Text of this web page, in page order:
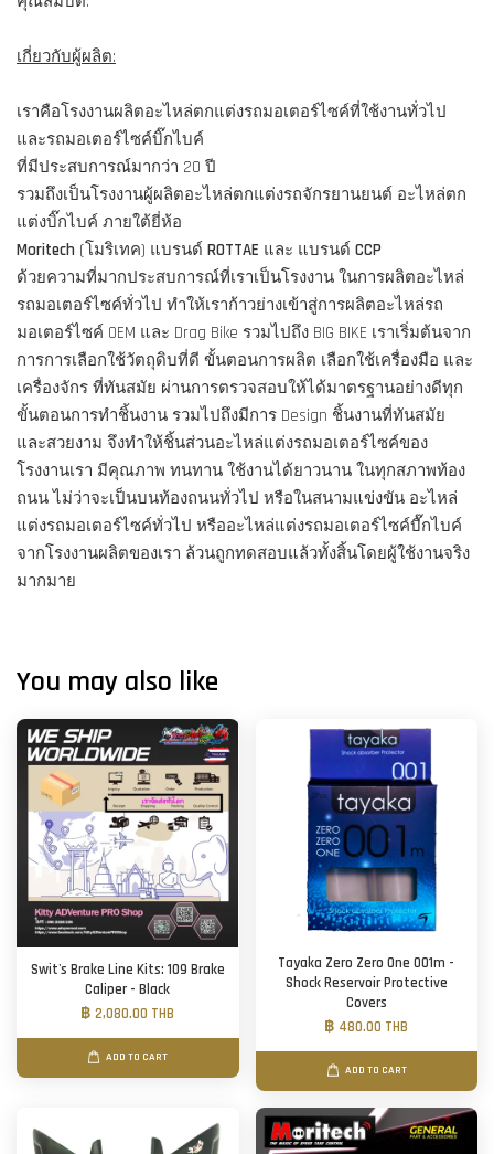
เกี่ยวกับผู้ผลิต:
เราคือโรงงานผลิตอะไหล่ตกแต่งรถมอเตอร์ไซค์ที่ใช้งานทั่วไป
และรถมอเตอร์ไซค์บิ๊กไบค์
ที่มีประสบการณ์มากว่า 20 ปี
รวมถึงเป็นโรงงานผู้ผลิตอะไหล่ตกแต่งรถจักรยานยนต์ อะไหล่ตก
แต่งบิ๊กไบค์ ภายใต้ยี่ห้อ
Moritech (โมริเทค) แบรนด์ ROTTAE และ แบรนด์ CCP
ด้วยความที่มากประสบการณ์ที่เราเป็นโรงงาน ในการผลิตอะไหล่
รถมอเตอร์ไซค์ทั่วไป ทำให้เราก้าวย่างเข้าสู่การผลิตอะไหล่รถ
มอเตอร์ไซค์ OEM และ Drag Bike รวมไปถึง BIG BIKE เราเริ่มต้นจาก
การการเลือกใช้วัตถุดิบที่ดี ขั้นตอนการผลิต เลือกใช้เครื่องมือ และ
เครื่องจักร ที่ทันสมัย ผ่านการตรวจสอบให้ได้มาตรฐานอย่างดีทุก
ขั้นตอนการทำชิ้นงาน รวมไปถึงมีการ Design ชิ้นงานที่ทันสมัย
และสวยงาม จึงทำให้ชิ้นส่วนอะไหล่แต่งรถมอเตอร์ไซค์ของ
โรงงานเรา มีคุณภาพ ทนทาน ใช้งานได้ยาวนาน ในทุกสภาพท้อง
ถนน ไม่ว่าจะเป็นบนท้องถนนทั่วไป หรือในสนามแข่งขัน อะไหล่
แต่งรถมอเตอร์ไซค์ทั่วไป หรืออะไหล่แต่งรถมอเตอร์ไซค์บื๊กไบค์
จากโรงงานผลิตของเรา ล้วนถูกทดสอบแล้วทั้งสิ้นโดยผู้ใช้งานจริง
มากมาย
You may also like
Swit's Brake Line Kits: 109 Brake
Caliper - Black
฿ 2,080.00 THB
ADD TO CART
Tayaka Zero Zero One 001m -
Shock Reservoir Protective
Covers
฿ 480.00 THB
ADD TO CART